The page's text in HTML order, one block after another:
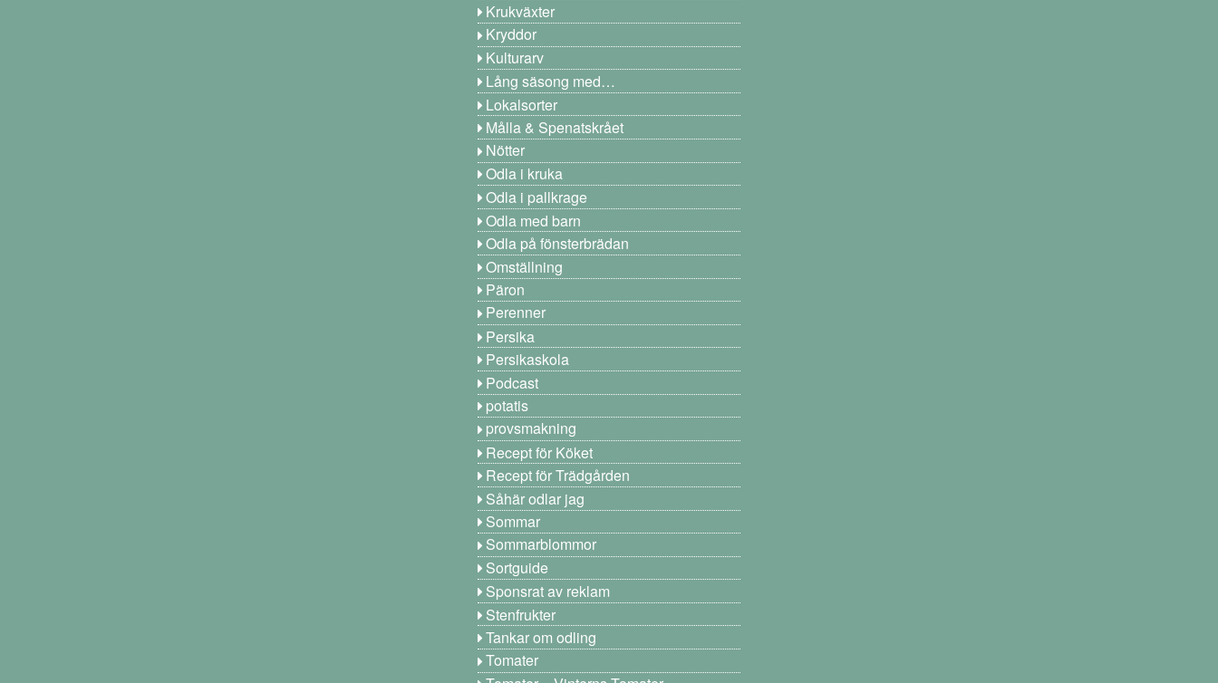
Krukväxter
Kryddor
Kulturarv
Lång säsong med…
Lokalsorter
Målla & Spenatskrået
Nötter
Odla i kruka
Odla i pallkrage
Odla med barn
Odla på fönsterbrädan
Omställning
Päron
Perenner
Persika
Persikaskola
Podcast
potatis
provsmakning
Recept för Köket
Recept för Trädgården
Såhär odlar jag
Sommar
Sommarblommor
Sortguide
Sponsrat av reklam
Stenfrukter
Tankar om odling
Tomater